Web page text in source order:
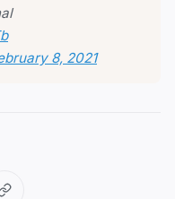
8, 2021